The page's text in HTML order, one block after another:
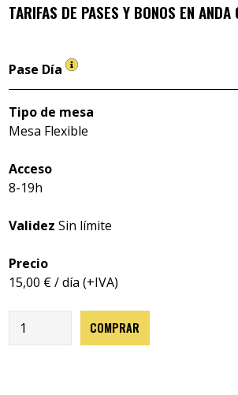
TARIFAS DE PASES Y BONOS ENANDA
Pase Día
Tipo de mesa
Mesa Flexible
Acceso
8-19h
Validez Sin límite
Precio
15,00 € / día (+IVA)